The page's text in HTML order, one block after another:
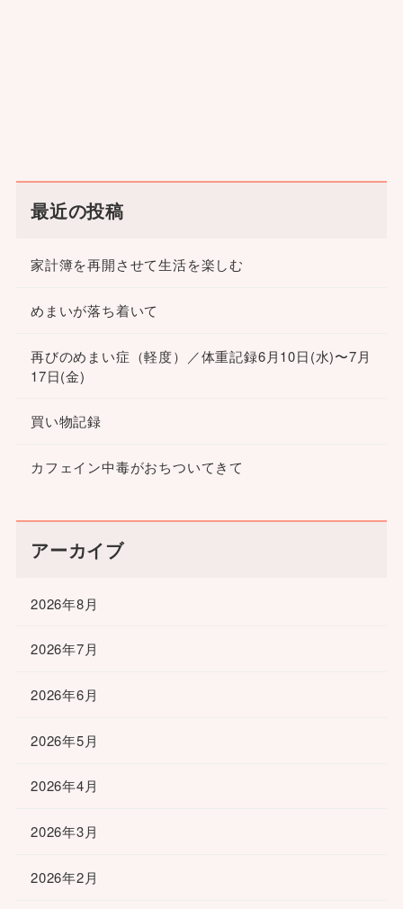
最近の投稿
家計簿を再開させて生活を楽しむ
めまいが落ち着いて
再びのめまい症（軽度）／体重記録6月10日(水)〜7月
17日(金)
買い物記録
カフェイン中毒がおちついてきて
アーカイブ
2026年8月
2026年7月
2026年6月
2026年5月
2026年4月
2026年3月
2026年2月